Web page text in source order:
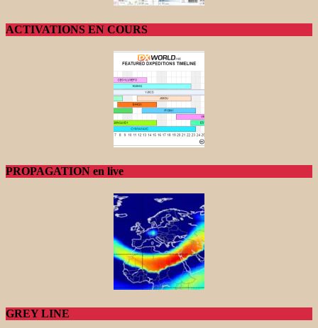
ACTIVATIONS EN COURS
PROPAGATION en live
GREY LINE